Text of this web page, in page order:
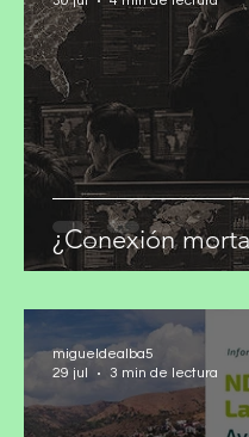
¿Conexión
migueldealba5
30 jul
4 min de lectura
migueldealba5
29 jul
3 min de lectura